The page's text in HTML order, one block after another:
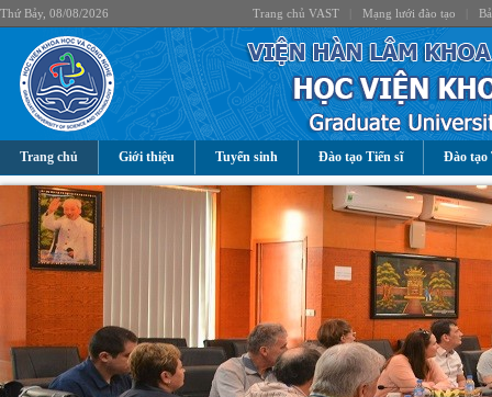
Thứ Bảy, 08/08/2026 Trang chủ VAST Mạng lưới đào tạo
Trang chủ Giới thiệu Tuyển sinh Đào tạo Tiến sĩ Đào tạo